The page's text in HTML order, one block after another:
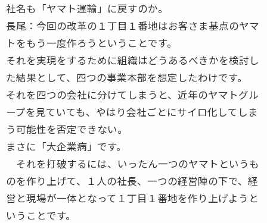
社名も「ヤマト運輸」に戻すのか。
長尾：今回の改革の１丁目１番地はお客さま基点のヤマ
トをもう一度作ろうということです。
それを実現をするために組織はどうあるべきかを検討し
た結果として、四つの事業本部を想定したわけです。
それを四つの会社に分けてしまうと、近年のヤマトグル
ープを見ていても、やはり会社ごとにサイロ化してしま
う可能性を否定できない。
まさに「大企業病」です。
それを打破するには、いったん一つのヤマトというも
のを作り上げて、１人の社長、一つの経営陣の下で、経
営と現場が一体となって１丁目１番地を作り上げようと
いうことです。